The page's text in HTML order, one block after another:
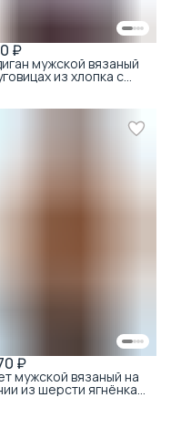
₽
мужской вязаный
из хлопка с
с текстурой
₽
мужской вязаный на
из шерсти ягнёнка